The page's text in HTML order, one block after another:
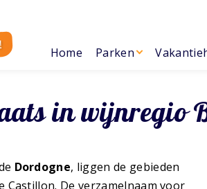
Home Parken
in wijnregio
Dordogne, liggen de gebieden
Castillon. De verzamelnaam voor